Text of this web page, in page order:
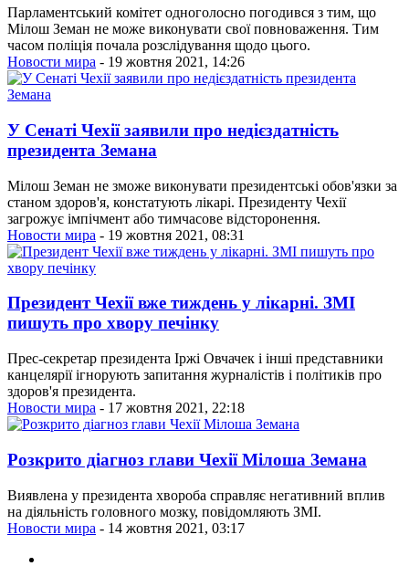
Парламентський комітет одноголосно погодився з тим, що
Мілош Земан не може виконувати свої повноваження. Тим
часом поліція почала розслідування щодо цього.
Новости мира - 19 жовтня 2021, 14:26
У Сенаті Чехії заявили про недієздатність
президента Земана
Мілош Земан не зможе виконувати президентські обов'язки за
станом здоров'я, констатують лікарі. Президенту Чехії
загрожує імпічмент або тимчасове відсторонення.
Новости мира - 19 жовтня 2021, 08:31
Президент Чехії вже тиждень у лікарні. ЗМІ
пишуть про хвору печінку
Прес-секретар президента Іржі Овчачек і інші представники
канцелярії ігнорують запитання журналістів і політиків про
здоров'я президента.
Новости мира - 17 жовтня 2021, 22:18
Розкрито діагноз глави Чехії Мілоша Земана
Виявлена у президента хвороба справляє негативний вплив
на діяльність головного мозку, повідомляють ЗМІ.
Новости мира - 14 жовтня 2021, 03:17